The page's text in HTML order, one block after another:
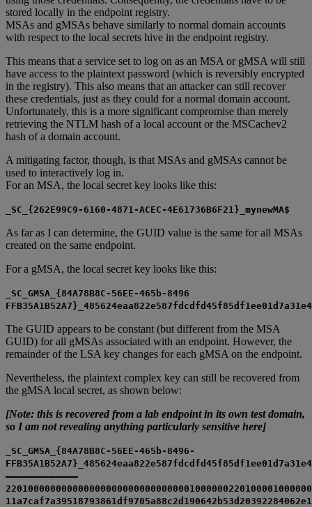
stored locally in the endpoint registry.
MSAs and gMSAs behave similarly to normal domain accounts
with respect to the local secrets hive in the endpoint registry.
This means that a service set to log on as an MSA or gMSA will still
have access to the plaintext password (which is reversibly encrypted
in the registry). This also means that an attacker can still recover
these credentials, just as they could for a normal domain account.
Unfortunately, this is a more significant compromise than merely
retrieving the NTLM hash of a local account or the MSCachev2
hash of a domain account.
A mitigating factor, though, is that MSAs and gMSAs cannot be
used to interactively log in.
For an MSA, the local secret key looks like this:
_SC_{262E99C9-6160-4871-ACEC-4E61736B6F21}_mynewMA$
As far as I can determine, the GUID value is the same for all MSAs
created on the same endpoint.
For a gMSA, the local secret key looks like this:
_SC_GMSA_{84A78B8C-56EE-465b-8496
The GUID appears to be constant (but different from the MSA
GUID) for all gMSAs associated with an endpoint. However, the
remainder of the LSA key changes for each gMSA on the endpoint.
Nevertheless, the plaintext complex key can still be recovered from
the gMSA local secret, as shown below:
[Note: this is recovered from a lab endpoint in its own test domain,
so I am not revealing anything particularly sensitive here]
_SC_GMSA_{84A78B8C-56EE-465b-8496-
————————————–